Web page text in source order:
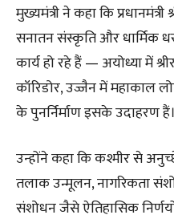
मुख्यमंत्री ने कहा कि
सनातन संस्कृति और धार्मिक
कार्य हो रहे हैं — अयोध्या में
कॉरिडोर, उज्जैन में महाकाल
के पुनर्निर्माण इसके उदाहरण हैं।
उन्होंने कहा कि कश्मीर से
तलाक उन्मूलन, नागरिकता
संशोधन जैसे ऐतिहासिक